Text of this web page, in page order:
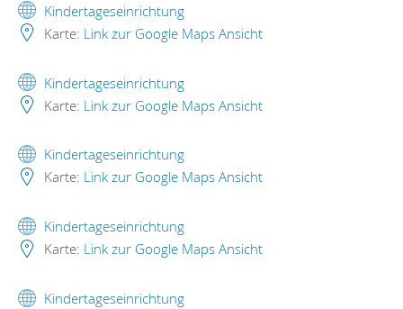
Kindertageseinrichtung
Karte: Link zur Google Maps Ansicht
Kindertageseinrichtung
Karte: Link zur Google Maps Ansicht
Kindertageseinrichtung
Karte: Link zur Google Maps Ansicht
Kindertageseinrichtung
Karte: Link zur Google Maps Ansicht
Kindertageseinrichtung